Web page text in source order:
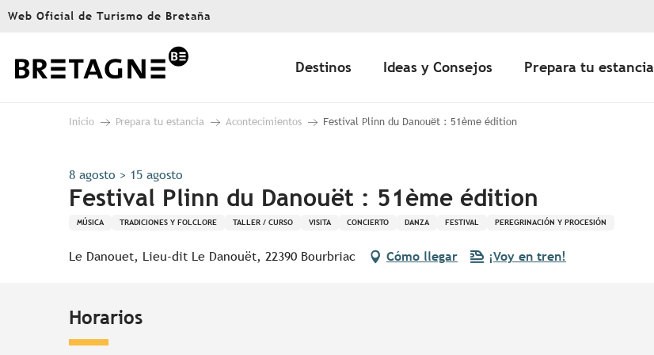
Aller
principal
Web Oficial de Turismo de Bretaña
Destinos Ideas y Consejos Prepara tu estancia
Inicio Prepara tu estancia Acontecimientos Festival Plinn du Danouët : 51ème édition
8 agosto > 15 agosto
Festival Plinn du Danouët : 51ème édition
MÚSICA TRADICIONES Y FOLCLORE TALLER / CURSO VISITA CONCIERTO DANZA FESTIVAL PEREGRINACIÓN Y PROCESIÓN
Le Danouet, Lieu-dit Le Danouët, 22390 Bourbriac Cómo llegar ¡Voy en tren!
Horarios